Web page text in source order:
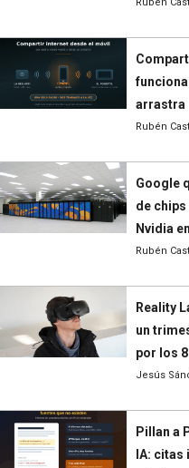
funciona
arrastra
Rubén
Google
de
Nvidia
Rubén
Reality
un
por los
Jesús
Pillan a
IA: citas